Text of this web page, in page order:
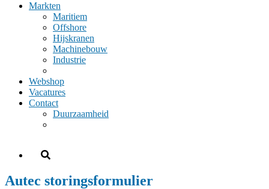
Markten
Maritiem
Offshore
Hijskranen
Machinebouw
Industrie
Webshop
Vacatures
Contact
Duurzaamheid
Autec storingsformulier